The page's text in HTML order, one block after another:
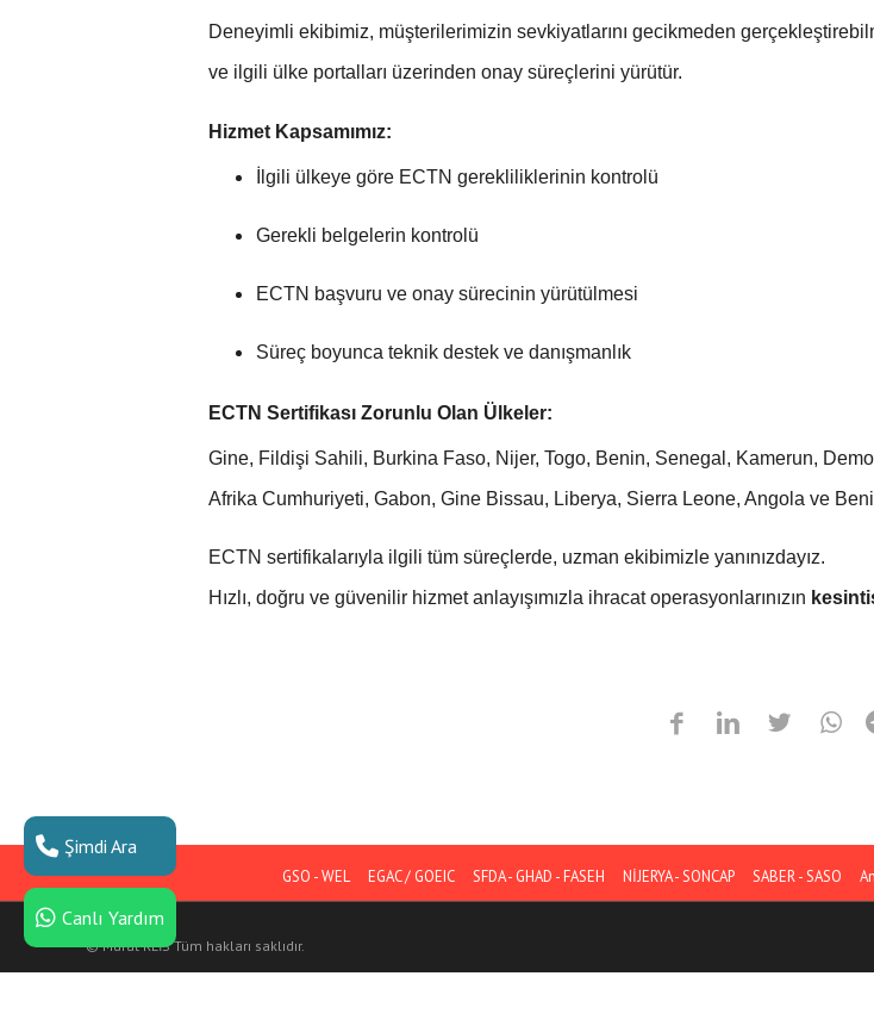
Deneyimli ekibimiz, müşterilerimizin sevkiyatlarını gecikmeden
ve ilgili ülke portalları üzerinden onay süreçlerini yürütür.
Hizmet Kapsamımız:
İlgili ülkeye göre ECTN gerekliliklerinin kontrolü
Gerekli belgelerin kontrolü
ECTN başvuru ve onay sürecinin yürütülmesi
Süreç boyunca teknik destek ve danışmanlık
ECTN Sertifikası Zorunlu Olan Ülkeler:
Gine, Fildişi Sahili, Burkina Faso, Nijer, Togo, Benin, Senegal, Kamerun,
Afrika Cumhuriyeti, Gabon, Gine Bissau, Liberya, Sierra Leone, Angola ve
ECTN sertifikalarıyla ilgili tüm süreçlerde, uzman ekibimizle yanınızdayız.
Hızlı, doğru ve güvenilir hizmet anlayışımızla ihracat operasyonlarınızın
GSO - WEL EGAC / GOEIC SFDA - GHAD - FASEH NİJERYA - SONCAP SABER - SASO
© Murat REİS Tüm hakları saklıdır.
Şimdi Ara
Canlı Yardım